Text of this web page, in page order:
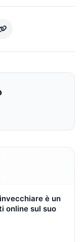
è un
online sul suo